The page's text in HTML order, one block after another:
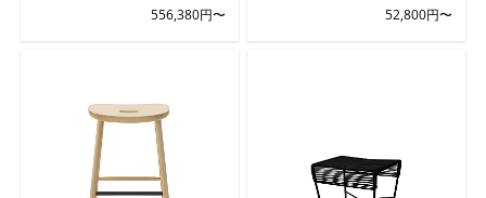
556,380円〜
52,800円〜